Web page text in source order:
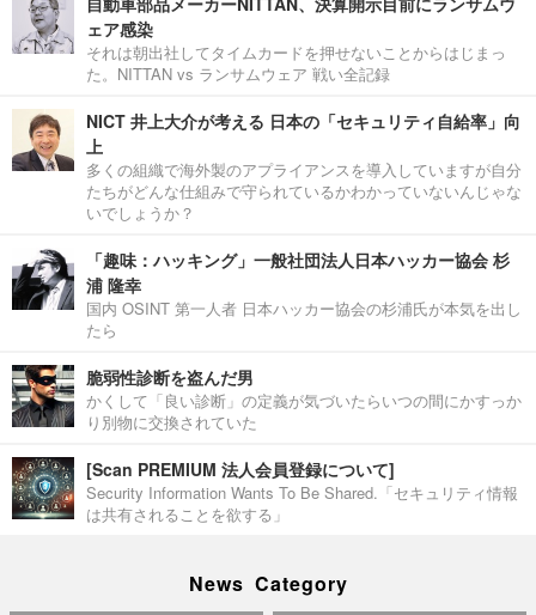
ェア感染
それは朝出社してタイムカードを押せないことからはじまっ
た。NITTAN vs ランサムウェア 戦い全記録
NICT 井上大介が考える 日本の「セキュリティ自給率」向
上
多くの組織で海外製のアプライアンスを導入していますが自分
たちがどんな仕組みで守られているかわかっていないんじゃな
いでしょうか？
「趣味：ハッキング」一般社団法人日本ハッカー協会 杉
浦 隆幸
国内 OSINT 第一人者 日本ハッカー協会の杉浦氏が本気を出し
たら
脆弱性診断を盗んだ男
かくして「良い診断」の定義が気づいたらいつの間にかすっか
り別物に交換されていた
[Scan PREMIUM 法人会員登録について]
Security Information Wants To Be Shared.「セキュリティ情報
は共有されることを欲する」
News Category